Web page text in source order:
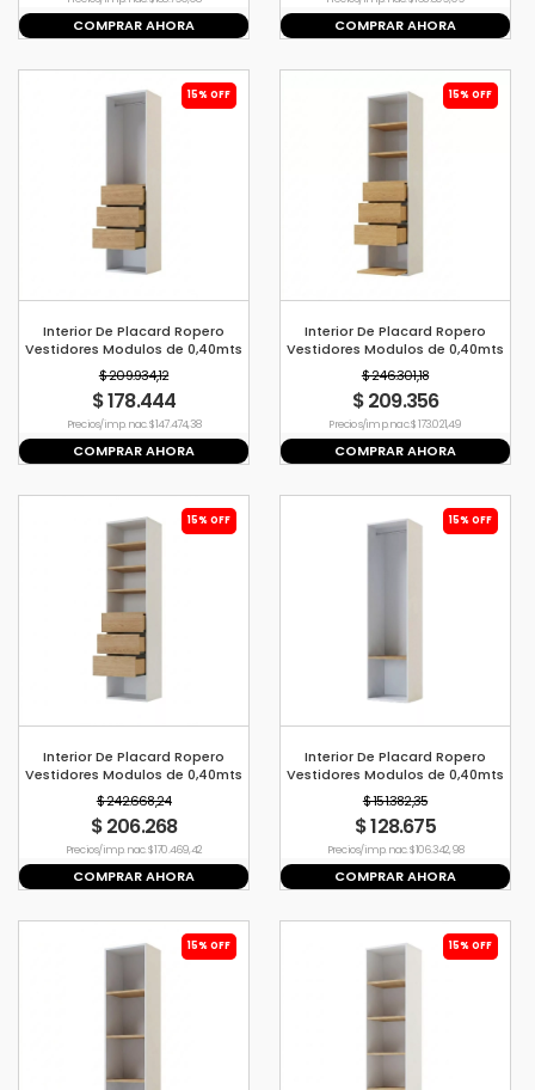
COMPRAR AHORA COMPRAR AHORA
15% OFF
Interior De Placard Ropero
Vestidores Modulos de 0,40mts
Modelo A Color Blanco Con
Paraiso
$ 209.934,12
$ 178.444
Precio s/imp. nac. $ 147.474,38
COMPRAR AHORA
15% OFF
Interior De Placard Ropero
Vestidores Modulos de 0,40mts
Modelo B Color Blanco Con
Paraiso
$ 246.301,18
$ 209.356
Precio s/imp. nac. $ 173.021,49
COMPRAR AHORA
15% OFF
Interior De Placard Ropero
Vestidores Modulos de 0,40mts
Modelo D Color Blanco Con
Paraiso
$ 242.668,24
$ 206.268
Precio s/imp. nac. $ 170.469,42
COMPRAR AHORA
15% OFF
Interior De Placard Ropero
Vestidores Modulos de 0,40mts
Modelo E Color Blanco Con
Paraiso
$ 151.382,35
$ 128.675
Precio s/imp. nac. $ 106.342,98
COMPRAR AHORA
15% OFF 15% OFF